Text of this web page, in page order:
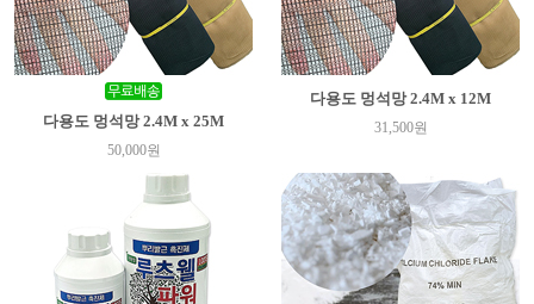
다용도 멍석망 2.4M x 25M
50,000원
다용도 멍석망 2.4M x 12M
31,500원